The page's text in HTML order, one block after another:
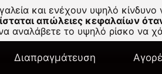
και ενέχουν υψηλό
απώλειες κεφαλαίων
αναλάβετε το υψηλό ρίσκο
Διαπραγμάτευση